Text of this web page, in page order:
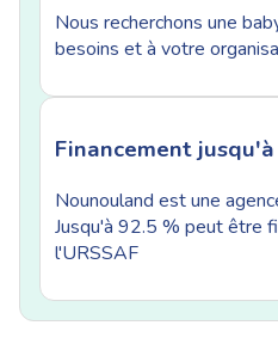
Nous recherchons une
besoins et à votre
Financement
Nounouland est une
Jusqu'à 92.5 % peut être
l'URSSAF